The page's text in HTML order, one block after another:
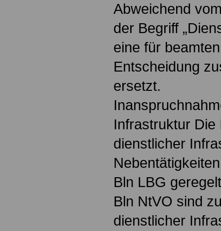
Abweichend
der Begriff
eine für
Entscheidung
ersetzt.
Infrastruktur
dienstlicher
Bln LBG
Bln NtVO sind
dienstlicher